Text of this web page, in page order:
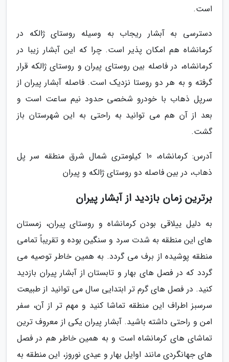
است.
دسترسی به آبشار ریجاب به وسیله روستای ژالکه در
کرمانشاه هم امکان پذیر است. چرا که این آبشار زیبا در
کرمانشاه، در فاصله بین روستای پیران و روستای ژالکه قرار
گرفته و به هر دو روستا نزدیک است. فاصله آبشار پیران از
سرپل ذهاب با خودرو شخصی حدود نیم ساعت است و
بعد از آن هم می توانید به راحتی به این شهرستان باز
گشت.
آدرس: کرمانشاه، 10 کیلومتری شمال شرق منطقه سر پل
ذهاب، در بین فاصله دو روستای ژالکه و پیران
برترین زمان بازدید از آبشار پیران
به دلیل ییلاقی بودن کرمانشاه و روستای پیران، زمستان
های این منطقه به شدت سرد و سنگین بوده و تقریباً تمامی
منطقه پوشیده از برف می گردد. به همین خاطر توصیه می
گردد که در فصل های بهار و تابستان از آبشار پیران بازدید
کنید. در فصل های گرم تر ابتدایی سال می توانید از طبیعت
سرسبز اطراف این منطقه تماشا کنید و مهم تر از آن، سفر
امن و راحتی داشته باشید. آبشار پیران یکی از معروف ترین
تماشای های کرمانشاه است و به همین خاطر هم در فصل
های جهانگردی مانند اوایل بهار و عیدی نوروز، این منطقه به